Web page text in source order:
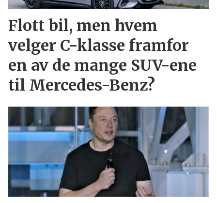
Flott bil, men hvem
velger C-klasse framfor
en av de mange SUV-ene
til Mercedes-Benz?